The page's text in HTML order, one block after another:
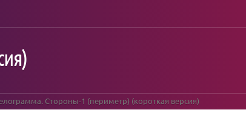
Стороны-1 (периметр) (короткая версия)